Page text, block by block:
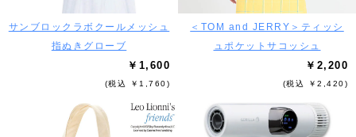
サンブロックラボクールメッシュ
指ぬきグローブ
￥1,600
(税込 ￥1,760)
＜TOM and JERRY＞ティッシ
ュポケットサコッシュ
￥2,200
(税込 ￥2,420)